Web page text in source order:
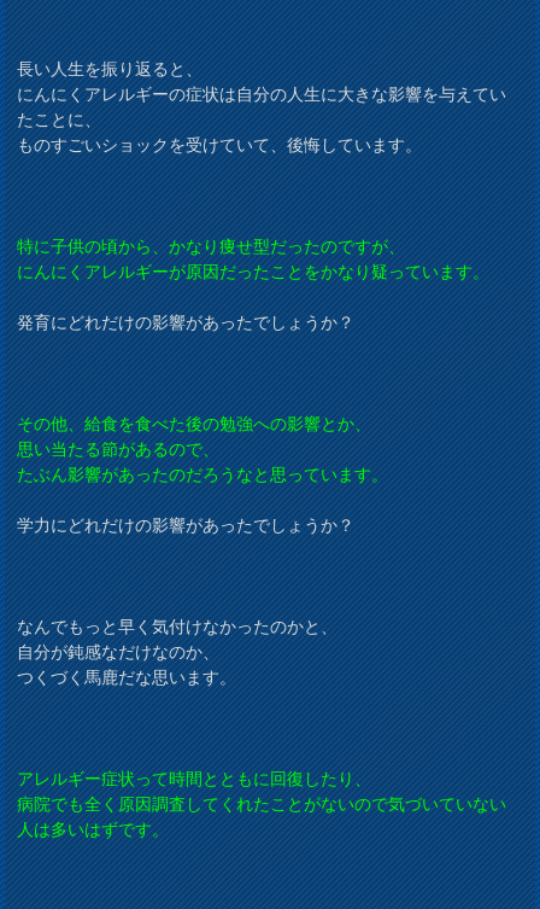
長い人生を振り返ると、
にんにくアレルギーの症状は自分の人生に大きな影響を与えてい
たことに、
ものすごいショックを受けていて、後悔しています。
特に子供の頃から、かなり痩せ型だったのですが、
にんにくアレルギーが原因だったことをかなり疑っています。
発育にどれだけの影響があったでしょうか？
その他、給食を食べた後の勉強への影響とか、
思い当たる節があるので、
たぶん影響があったのだろうなと思っています。
学力にどれだけの影響があったでしょうか？
なんでもっと早く気付けなかったのかと、
自分が鈍感なだけなのか、
つくづく馬鹿だな思います。
アレルギー症状って時間とともに回復したり、
病院でも全く原因調査してくれたことがないので気づいていない
人は多いはずです。